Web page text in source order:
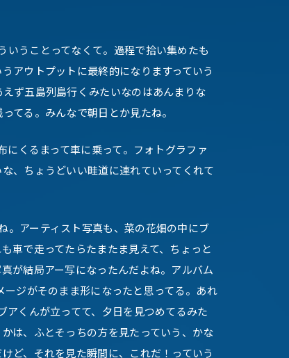
いうことってなくて。過程で拾い集めたも
アウトプットに最終的になりますっていう
ず五島列島行くみたいなのはあんまりな
てる。みんなで朝日とか見たね。
にくるまって車に乗って。フォトグラファ
、ちょうどいい畦道に連れていってくれて
。アーティスト写真も、菜の花畑の中にブ
車で走ってたらたまたま見えて、ちょっと
が結局アー写になったんだよね。アルバム
ジがそのまま形になったと思ってる。あれ
くんが立ってて、夕日を見つめてるみた
は、ふとそっちの方を見たっていう、かな
ど、それを見た瞬間に、これだ！っていう